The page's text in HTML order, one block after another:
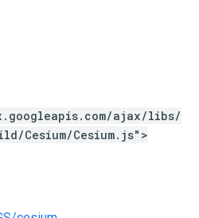
ajax/libs/
Cesium/Cesium.js">